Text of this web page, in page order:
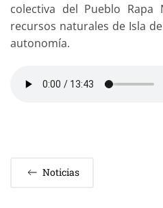
colectiva del Pueblo
recursos naturales de Isla
autonomía.
Noticias